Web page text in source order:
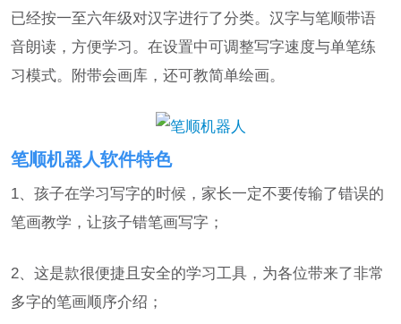
已经按一至六年级对汉字进行了分类。汉字与笔顺带语
音朗读，方便学习。在设置中可调整写字速度与单笔练
习模式。附带会画库，还可教简单绘画。
笔顺机器人软件特色
1、孩子在学习写字的时候，家长一定不要传输了错误的
笔画教学，让孩子错笔画写字；
2、这是款很便捷且安全的学习工具，为各位带来了非常
多字的笔画顺序介绍；